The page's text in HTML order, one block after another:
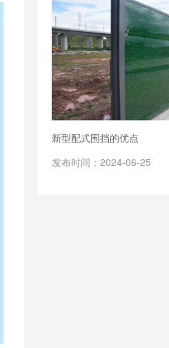
新型配式围挡的优点
发布时间：2024-06-25